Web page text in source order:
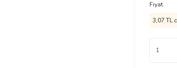
Fiyat
3,07 TL